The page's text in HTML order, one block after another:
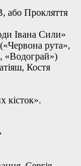
або Прокляття
Івана Сили»
рута»,
«Водограй»)
Костя
кісток».